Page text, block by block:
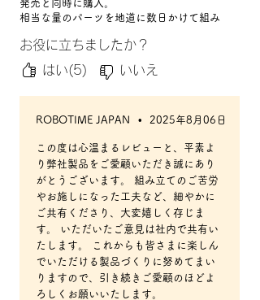
発売と同時に購入。
相当な量のパーツを地道に数日かけて組み
すが予備が付属。きれいに完成できまし
た。
各関所をクリアしながらゴールへ進むボー
も考案していただきたいです。
たので底部の突起を削りました。その点を
除けば大変魅力的な製品といえます。
お役に立ちましたか？
はい(5)
いいえ
ROBOTIME JAPAN • 2025年8月06日
この度は心温まるレビューと、平素よ
り弊社製品をご愛顧いただき誠にあり
がとうございます。 組み立てのご苦労
やお施しになった工夫など、細やかに
ご共有くださり、大変嬉しく存じま
す。 いただいたご意見は社内で共有い
たします。 これからも皆さまに楽しん
でいただける製品づくりに努めてまい
りますので、引き続きご愛顧のほどよ
ろしくお願いいたします。